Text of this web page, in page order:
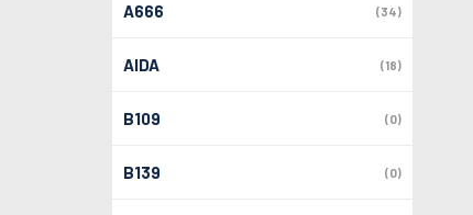
A666 (34)
AIDA (18)
B109 (0)
B139 (0)